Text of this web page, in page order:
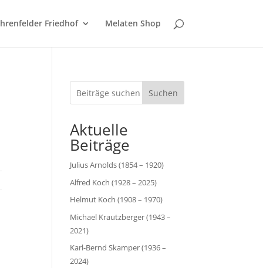
Friedhof Melaten Shop
Suchen
Aktuelle
Beiträge
Julius Arnolds (1854 – 1920)
Alfred Koch (1928 – 2025)
Helmut Koch (1908 – 1970)
Michael Krautzberger (1943 –
2021)
Karl-Bernd Skamper (1936 –
2024)